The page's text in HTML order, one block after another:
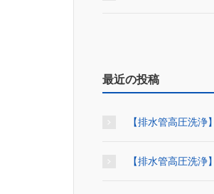
最近の投稿
【排水管高圧洗
【排水管高圧洗